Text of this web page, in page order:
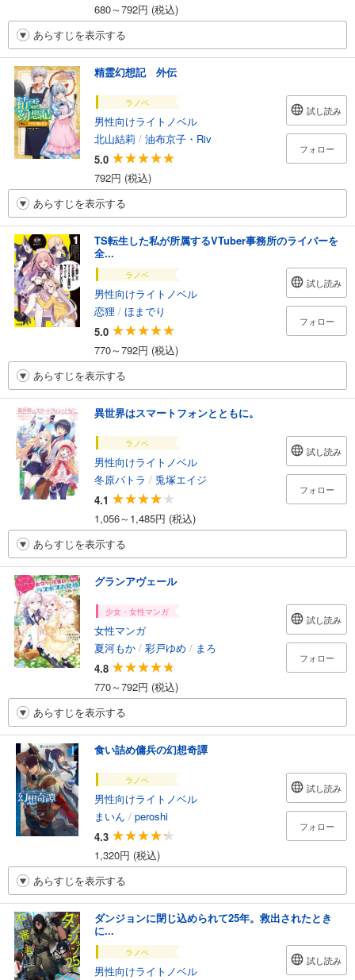
680～792円 (税込)
あらすじを表示する
精霊幻想記 外伝
ラノベ
男性向けライトノベル
北山結莉 / 油布京子・Riv
5.0
792円 (税込)
試し読み
フォロー
あらすじを表示する
TS転生した私が所属するVTuber事務所のライバーを
全...
ラノベ
男性向けライトノベル
恋狸 / ほまでり
5.0
770～792円 (税込)
試し読み
フォロー
あらすじを表示する
異世界はスマートフォンとともに。
ラノベ
男性向けライトノベル
冬原パトラ / 兎塚エイジ
4.1
1,056～1,485円 (税込)
試し読み
フォロー
あらすじを表示する
グランアヴェール
少女・女性マンガ
女性マンガ
夏河もか / 彩戸ゆめ / まろ
4.8
770～792円 (税込)
試し読み
フォロー
あらすじを表示する
食い詰め傭兵の幻想奇譚
ラノベ
男性向けライトノベル
まいん / peroshi
4.3
1,320円 (税込)
試し読み
フォロー
あらすじを表示する
ダンジョンに閉じ込められて25年。救出されたとき
に...
ラノベ
男性向けライトノベル
試し読み